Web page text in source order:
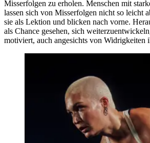
Misserfolgen zu erholen. Menschen mit
lassen sich von Misserfolgen nicht so leicht
sie als Lektion und blicken nach vorne.
als Chance gesehen, sich
motiviert, auch angesichts von Widrigkeiten